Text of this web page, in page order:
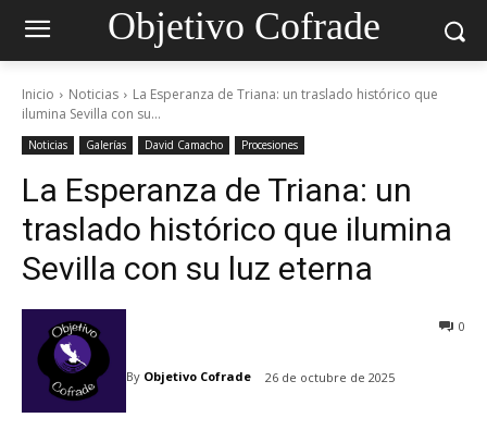
Objetivo Cofrade
Inicio Noticias
La Esperanza de Triana: un traslado histórico que
ilumina Sevilla con su...
Noticias Galerías David Camacho Procesiones
La Esperanza de Triana: un
traslado histórico que ilumina
Sevilla con su luz eterna
By Objetivo Cofrade 26 de octubre de 2025
0